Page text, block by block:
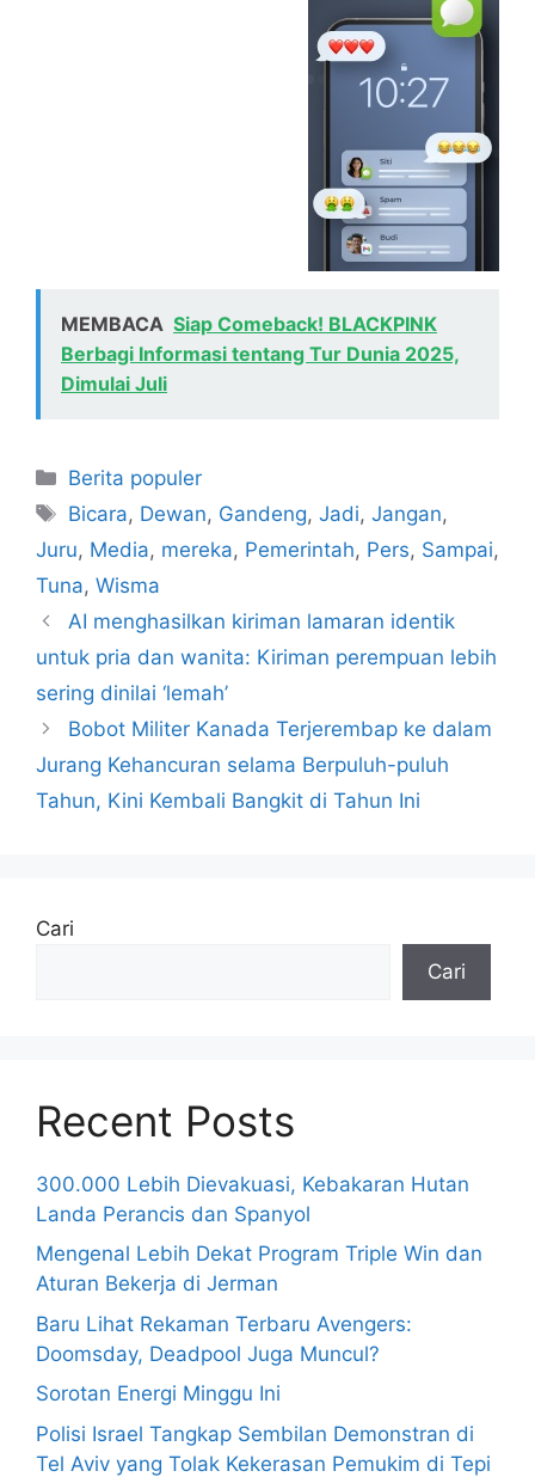
MEMBACA Siap Comeback! BLACKPINK
Berbagi Informasi tentang Tur Dunia 2025,
Dimulai Juli
Kategori
Berita populer
Tag
Bicara, Dewan, Gandeng,Jadi,Jangan,
Juru, Media, mereka, Pemerintah, Pers, Sampai,
Tuna, Wisma
AI menghasilkan kiriman lamaran identik
untuk pria dan wanita: Kiriman perempuan lebih
sering dinilai ‘lemah’
Bobot Militer Kanada Terjerembap ke dalam
Jurang Kehancuran selama Berpuluh-puluh
Tahun, Kini Kembali Bangkit di Tahun Ini
Cari
Cari
Recent Posts
300.000 Lebih Dievakuasi, Kebakaran Hutan
Landa Perancis dan Spanyol
Mengenal Lebih Dekat Program Triple Win dan
Aturan Bekerja di Jerman
Baru Lihat Rekaman Terbaru Avengers:
Doomsday, Deadpool Juga Muncul?
Sorotan Energi Minggu Ini
Polisi Israel Tangkap Sembilan Demonstran di
Tel Aviv yang Tolak Kekerasan Pemukim di Tepi